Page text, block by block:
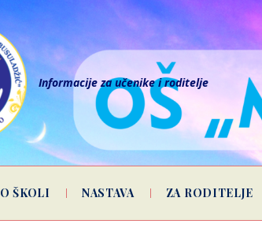
Informacije za učenike i roditelje
O ŠKOLI NASTAVA ZA RODITELJE